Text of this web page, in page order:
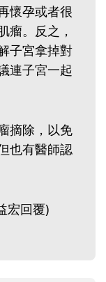
懷孕或者很
瘤。反之，
子宮拿掉對
連子宮一起
摘除，以免
也有醫師認
宏回覆)